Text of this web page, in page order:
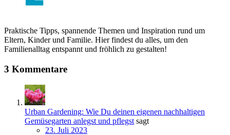
Praktische Tipps, spannende Themen und Inspiration rund um
Eltern, Kinder und Familie. Hier findest du alles, um den
Familienalltag entspannt und fröhlich zu gestalten!
3 Kommentare
Urban Gardening: Wie Du deinen eigenen nachhaltigen
Gemüsegarten anlegst und pflegst sagt
23. Juli 2023